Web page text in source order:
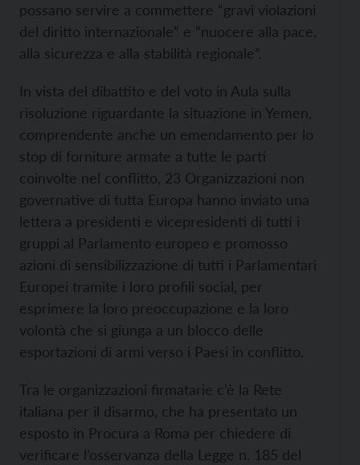
possano servire a commettere “gravi violazioni
del diritto internazionale” e “nuocere alla pace,
alla sicurezza e alla stabilità regionale”.
In vista del dibattito e del voto in Aula sulla
risoluzione riguardante la situazione in Yemen,
comprendente anche un emendamento per lo
stop di forniture armate a tutte le parti
coinvolte nel conflitto, 23 Organizzazioni non
governative di tutta Europa hanno inviato una
lettera a presidenti e vicepresidenti di tutti i
gruppi al Parlamento europeo e promosso
azioni di sensibilizzazione di tutti i Parlamentari
Europei tramite i loro profili social, per
esprimere la loro preoccupazione e la loro
volontà che si giunga a un blocco delle
esportazioni di armi verso i Paesi in conflitto.
Tra le organizzazioni firmatarie c’è la Rete
italiana per il disarmo, che ha presentato un
esposto in Procura a Roma per chiedere di
verificare l’osservanza della Legge n. 185 del